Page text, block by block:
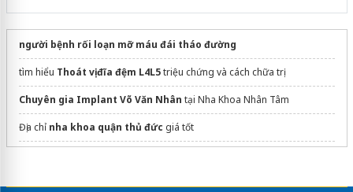
người bệnh rối loạn mỡ máu đái tháo đường
tìm hiểu Thoát vị đĩa đệm L4L5triệu chứng và cách chữa trị
Chuyên gia Implant Võ Văn Nhân tại Nha Khoa Nhân Tâm
Địa chỉ nha khoa quận thủ đức giá tốt